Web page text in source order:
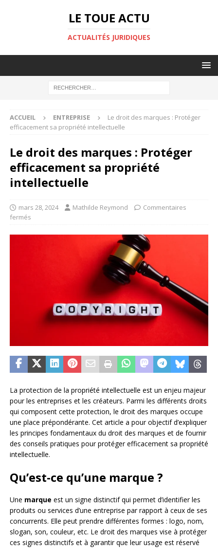
LE TOUE ACTU
ACTUALITÉS JURIDIQUES
ACCUEIL ENTREPRISE
Le droit des marques : Protéger
efficacement sa propriété intellectuelle
Le droit des marques : Protéger
efficacement sa propriété
intellectuelle
mars 28, 2024 Mathilde Reymond
Commentaires
fermés
La protection de la propriété intellectuelle est un enjeu majeur
pour les entreprises et les créateurs. Parmi les différents droits
qui composent cette protection, le droit des marques occupe
une place prépondérante. Cet article a pour objectif d’expliquer
les principes fondamentaux du droit des marques et de fournir
des conseils pratiques pour protéger efficacement sa propriété
intellectuelle.
Qu’est-ce qu’une marque ?
Une marque est un signe distinctif qui permet d’identifier les
produits ou services d’une entreprise par rapport à ceux de ses
concurrents. Elle peut prendre différentes formes : logo, nom,
slogan, son, couleur, etc. Le droit des marques vise à protéger
ces signes distinctifs et à garantir que leur usage est réservé